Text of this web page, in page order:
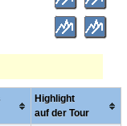
Highlight
auf der Tour